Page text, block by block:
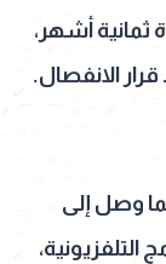
ثمانية أشهر،
الانفصال.
وصل إلى
التلفزيونية،